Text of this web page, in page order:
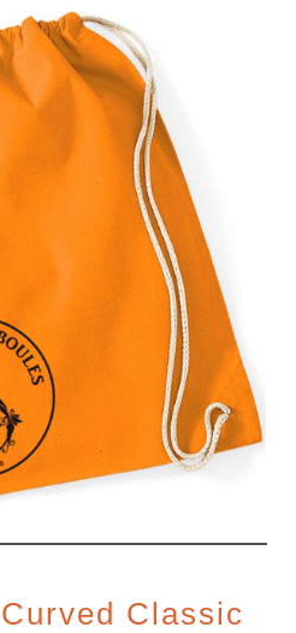
Classic